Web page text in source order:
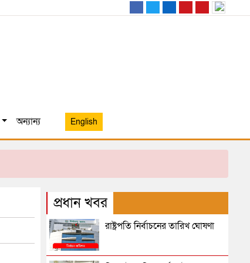
অন্যান্য English
প্রধান খবর
রাষ্ট্রপতি নির্বাচনের তারিখ ঘোষণা